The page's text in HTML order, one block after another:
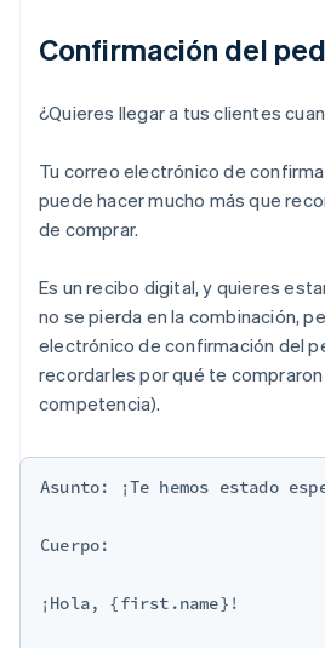
Confirmación del
¿Quieres llegar a tus clientes
Tu correo electrónico de
puede hacer mucho más que
de comprar.
Es un recibo digital, y quieres
no se pierda en la combinación,
electrónico de confirmación del
recordarles por qué te compraron
competencia).
Asunto: ¡Te hemos estado
Cuerpo:
¡Hola, {first.name}!